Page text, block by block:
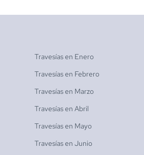
Travesías en Enero
Travesías en Febrero
Travesías en Marzo
Travesías en Abril
Travesías en Mayo
Travesías en Junio